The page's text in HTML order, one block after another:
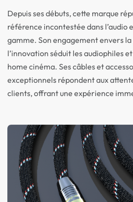
Depuis ses débuts, cette marque
référence incontestée dans l’audio
gamme. Son engagement envers
l’innovation séduit les audiophiles
home cinéma. Ses câbles et
exceptionnels répondent aux
clients, offrant une expérience